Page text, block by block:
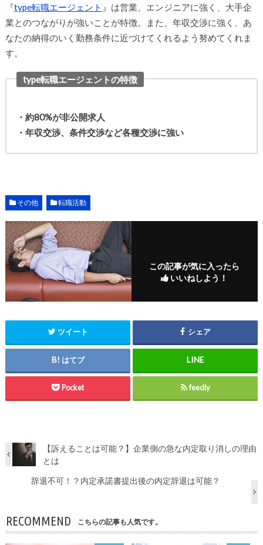
『type転職エージェント 』は営業、エンジニアに強く、大手企
業とのつながりが強いことが特徴。また、年収交渉に強く、あ
なたの納得のいく勤務条件に近づけてくれるよう努めてくれま
す。
type転職エージェントの特徴
・約80%が非公開求人
・年収交渉、条件交渉など各種交渉に強い
その他 転職活動
この記事が気に入ったら
いいねしよう！
ツイート シェア
はてブ
Pocket feedly
【訴えることは可能？】企業側の急な内定取り消しの理由
とは
辞退不可！？内定承諾書提出後の内定辞退は可能？
RECOMMEND こちらの記事も人気です。